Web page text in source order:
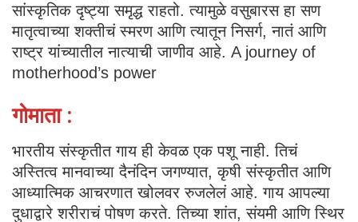
सांस्कृतिक दृष्ट्या समृद्ध राहतो. त्यामुळे वसुबारस हा सण
मातृत्वाच्या शक्तीचं स्मरण आणि त्यातून निसर्ग, नातं आणि
राष्ट्र यांच्यातील नात्याची जाणीव आहे. A journey of
motherhood’s power
गोमाता :
भारतीय संस्कृतीत गाय ही केवळ एक पशू नाही. तिचं
अस्तित्व मानवाच्या दैनंदिन जगण्यात, कृषी संस्कृतीत आणि
आध्यात्मिक आचरणात खोलवर रुजलेलं आहे. गाय आपल्या
दुधाद्वारे शरीराचं पोषण करते. तिच्या शांत, संयमी आणि स्थिर